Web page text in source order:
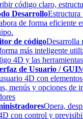
código claro,
DesarrolloEstructura
de forma eficiente
de códigoDesarrolla
más inteligente
4D y las
de Usuario / GUI
4D con
menús y opciones de
Opera,
con control y